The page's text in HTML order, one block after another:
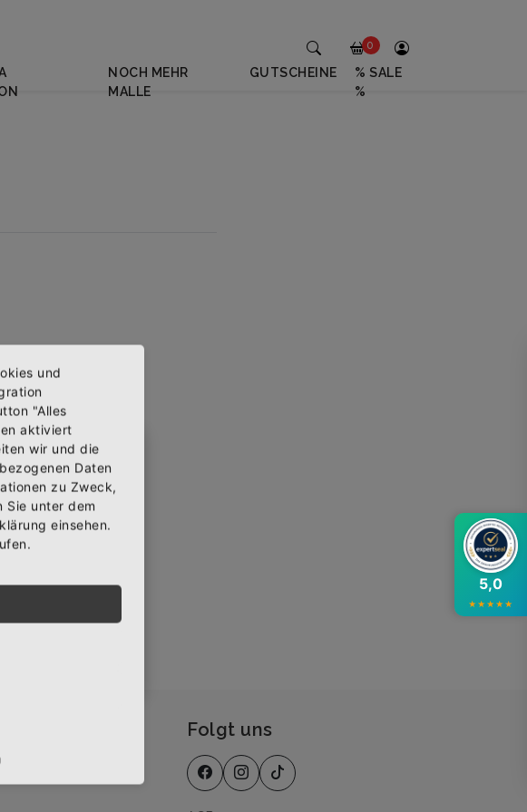
Folgt uns
Produkte und
0
NOCH MEHR
MALLE
GUTSCHEINE
% SALE
%
5,0
★★★★★
und
"Alles
aktiviert
wir und die
Daten
zu Zweck,
Sie unter dem
einsehen.